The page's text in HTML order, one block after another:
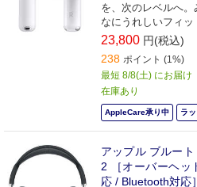
を、次のレベルへ
なにうれしいフィ
ン。驚くようなサウ
23,800 円(税込)
238 ポイント (1%)
最短 8/8(土) にお届け
在庫あり
AppleCare承り中 ラ
アップル ブルー
2 ［オーバーヘッ
応 / Bluetooth対応